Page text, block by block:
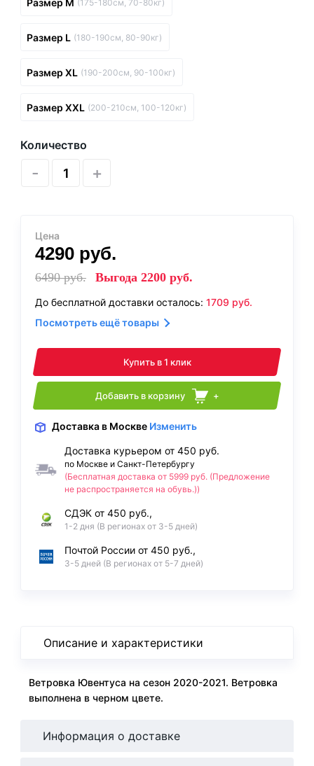
Размер M (175-180см, 70-80кг)
Размер L (180-190см, 80-90кг)
Размер XL (190-200см, 90-100кг)
Размер XXL (200-210см, 100-120кг)
Количество
- +
Цена
4290 руб.
6490руб. Выгода 2200 руб.
До бесплатной доставки осталось: 1709 руб.
Посмотреть ещё товары
Купить в 1 клик
Добавить в корзину +
Доставка в Москве Изменить
Доставка курьером от 450 руб.
по Москве и Санкт-Петербургу
(Бесплатная доставка от 5999 руб. (Предложение
не распространяется на обувь.))
СДЭК от 450 руб.,
1-2 дня (В регионах от 3-5 дней)
Почтой России от 450 руб.,
3-5 дней (В регионах от 5-7 дней)
Описание и характеристики
Ветровка Ювентуса на сезон 2020-2021. Ветровка
выполнена в черном цвете.
Информация о доставке